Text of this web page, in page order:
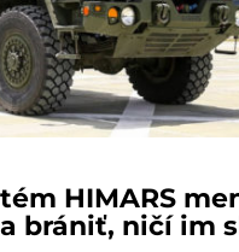
HIMARS
brániť, ničí im